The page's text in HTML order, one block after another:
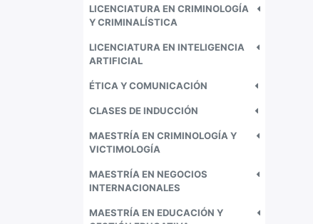
LICENCIATURA EN CRIMINOLOGÍA
Y CRIMINALÍSTICA
LICENCIATURA EN INTELIGENCIA
ARTIFICIAL
ÉTICA Y COMUNICACIÓN
CLASES DE INDUCCIÓN
MAESTRÍA EN CRIMINOLOGÍA Y
VICTIMOLOGÍA
MAESTRÍA EN NEGOCIOS
INTERNACIONALES
MAESTRÍA EN EDUCACIÓN Y